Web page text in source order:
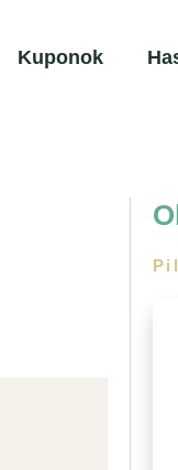
Kuponok